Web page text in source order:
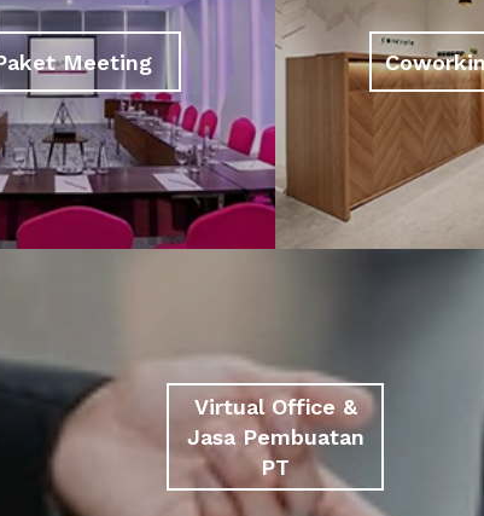
Meeting
Virtual Office &
Jasa Pembuatan
PT